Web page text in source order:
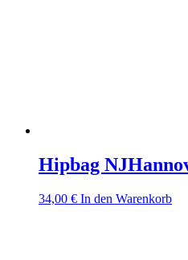
Hipbag
34,00 € In den Warenkorb